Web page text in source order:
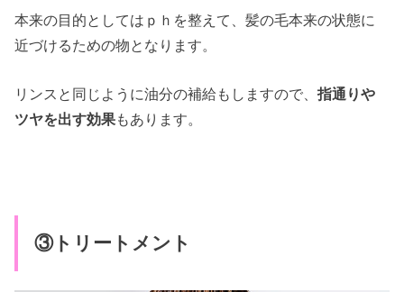
本来の目的としてはｐｈを整えて、髪の毛本来の状態に
近づけるための物となります。
リンスと同じように油分の補給もしますので、指通りや
ツヤを出す効果もあります。
③トリートメント